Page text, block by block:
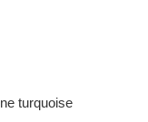
turquoise